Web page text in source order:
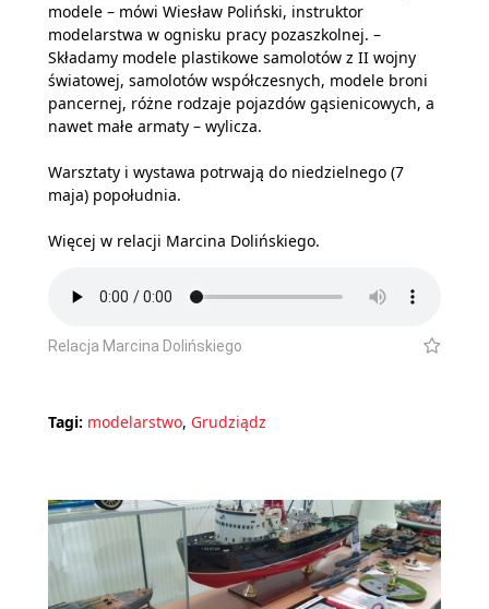
modele – mówi Wiesław Poliński, instruktor
modelarstwa w ognisku pracy pozaszkolnej. –
Składamy modele plastikowe samolotów z II wojny
światowej, samolotów współczesnych, modele broni
pancernej, różne rodzaje pojazdów gąsienicowych, a
nawet małe armaty – wylicza.
Warsztaty i wystawa potrwają do niedzielnego (7
maja) popołudnia.
Więcej w relacji Marcina Dolińskiego.
Relacja Marcina Dolińskiego
Tagi: modelarstwo, Grudziądz